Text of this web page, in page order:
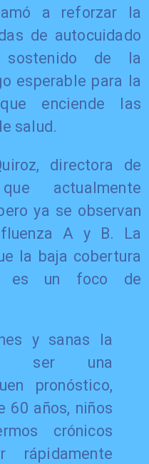
a reforzar la
de autocuidado
de la
esperable para la
enciende las
salud.
directora de
actualmente
ya se observan
A y B. La
la baja cobertura
es un foco de
y sanas la
ser una
pronóstico,
60 años, niños
crónicos
rápidamente